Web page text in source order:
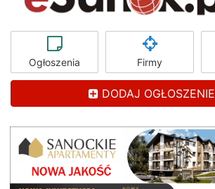
Ogłoszenia Firmy
DODAJ OGŁOSZENIE